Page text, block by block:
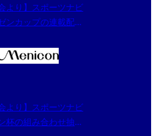
より】スポーツナビ
ンカップの連載配
大会 出場チーム紹
チーム】
より】スポーツナビ
杯の組み合わせ抽選